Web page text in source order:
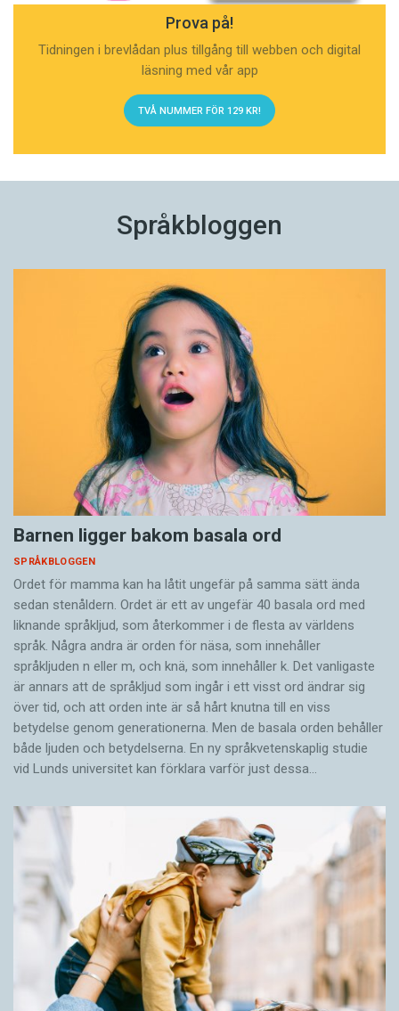
Prova på!
Tidningen i brevlådan plus tillgång till webben och digital
läsning med vår app
TVÅ NUMMER FÖR 129 KR!
Språkbloggen
Barnen ligger bakom basala ord
SPRÅKBLOGGEN
Ordet för mamma kan ha låtit ungefär på samma sätt ända
sedan stenåldern. Ordet är ett av ungefär 40 basala ord med
liknande språkljud, som återkommer i de flesta av världens
språk. Några andra är orden för näsa, som innehåller
språkljuden n eller m, och knä, som innehåller k. Det vanligaste
är annars att de språkljud som ingår i ett visst ord ändrar sig
över tid, och att orden inte är så hårt knutna till en viss
betydelse genom generationerna. Men de basala orden behåller
både ljuden och betydelserna. En ny språkvetenskaplig studie
vid Lunds universitet kan förklara varför just dessa…